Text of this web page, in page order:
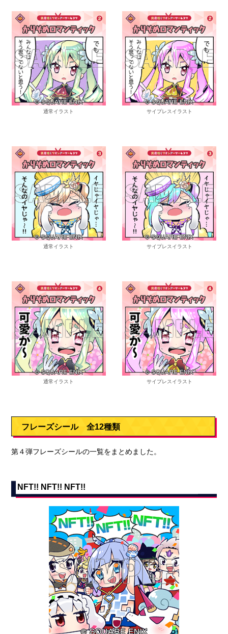
通常イラスト サイプレスイラスト
通常イラスト サイプレスイラスト
通常イラスト サイプレスイラスト
フレーズシール 全12種類
第４弾フレーズシールの一覧をまとめました。
NFT!! NFT!! NFT!!